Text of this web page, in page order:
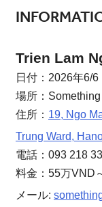
Trien Lam
日付：2026年6/6
場所：
住所： 19, Ngo
Trung Ward,
電話：093 218
料金：55万VND
メール: